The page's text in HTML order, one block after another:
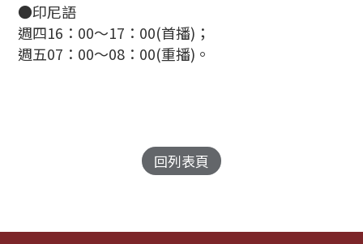
●印尼語
週四16：00～17：00(首播)；
週五07：00～08：00(重播)。
回列表頁